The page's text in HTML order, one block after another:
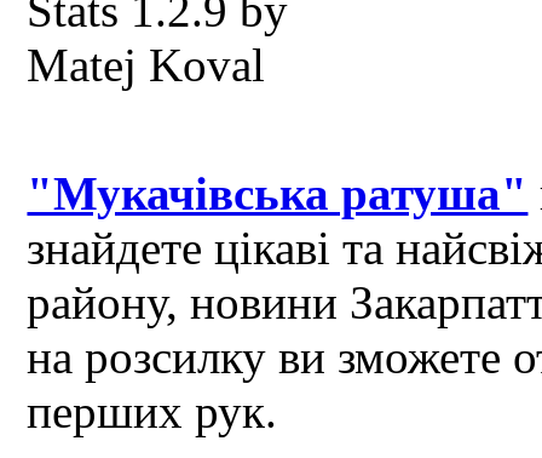
"Мукачівська ратуша"
знайдете цікаві та
району, новини
на розсилку ви зможете
перших рук.